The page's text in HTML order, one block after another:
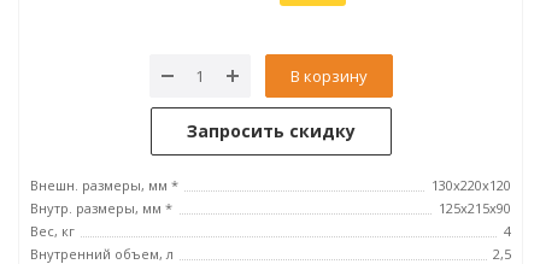
В корзину
Запросить скидку
Внешн. размеры, мм *
130x220x120
Внутр. размеры, мм *
125x215x90
Вес, кг
4
Внутренний объем, л
2,5